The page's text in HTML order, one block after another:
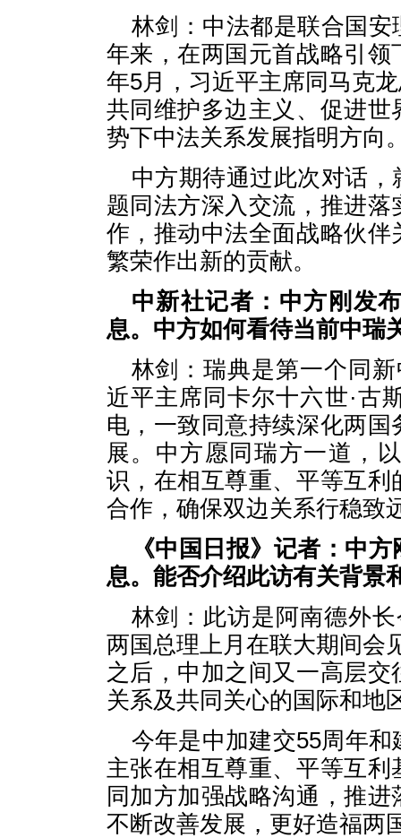
林剑：中法都是联合国
年来，在两国元首战略引
年5月，习近平主席同马克
共同维护多边主义、促进
势下中法关系发展指明方向
中方期待通过此次对话
题同法方深入交流，推进
作，推动中法全面战略伙
繁荣作出新的贡献。
中新社记者：中方刚发
息。中方如何看待当前中瑞
林剑：瑞典是第一个同
近平主席同卡尔十六世·古
电，一致同意持续深化两
展。中方愿同瑞方一道，
识，在相互尊重、平等互
合作，确保双边关系行稳致
《中国日报》记者：中
息。能否介绍此访有关背景
林剑：此访是阿南德外
两国总理上月在联大期间会
之后，中加之间又一高层
关系及共同关心的国际和地
今年是中加建交55周年
主张在相互尊重、平等互
同加方加强战略沟通，推
不断改善发展，更好造福两